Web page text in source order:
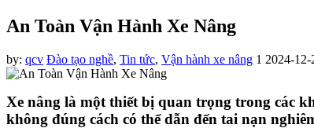
An Toàn Vận Hành Xe Nâng
by: qcv Đào tạo nghề, Tin tức, Vận hành xe nâng 1 2024-
Xe nâng là một thiết bị quan trọng trong các
không đúng cách có thể dẫn đến tai nạn